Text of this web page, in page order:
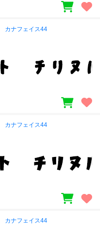
カナフェイス44
カナフェイス44
カナフェイス44